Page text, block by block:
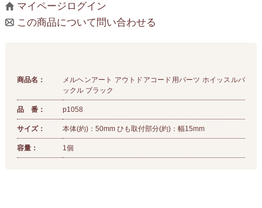
マイページログイン
この商品について問い合わせる
商品名：
メルヘンアート アウトドアコード用パーツ ホイッスルバ
ックル ブラック
品 番： p1058
サイズ： 本体(約)：50mm ひも取付部分(約)：幅15mm
容量： 1個